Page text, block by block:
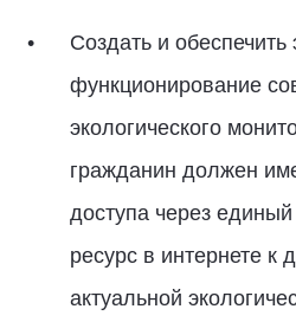
Создать и
функционирование
экологического
гражданин должен
доступа через
ресурс в интернете к
актуальной